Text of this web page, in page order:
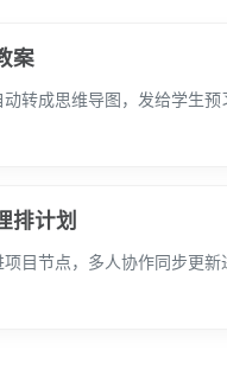
案
转成思维导图，发给学生预
排计划
目节点，多人协作同步更新